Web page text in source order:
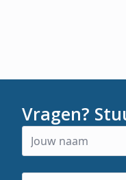
Vragen?